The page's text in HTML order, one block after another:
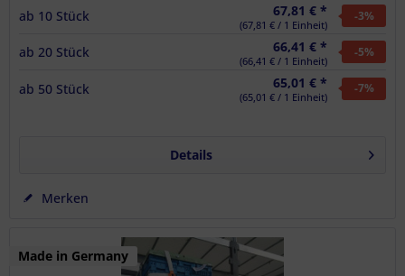
ab 10 Stück 67,81 € *
(67,81 € / 1 Einheit)
-3%
ab 20 Stück 66,41 € *
(66,41 € / 1 Einheit)
-5%
ab 50 Stück 65,01 € *
(65,01 € / 1 Einheit)
-7%
Details
Merken
Made in Germany